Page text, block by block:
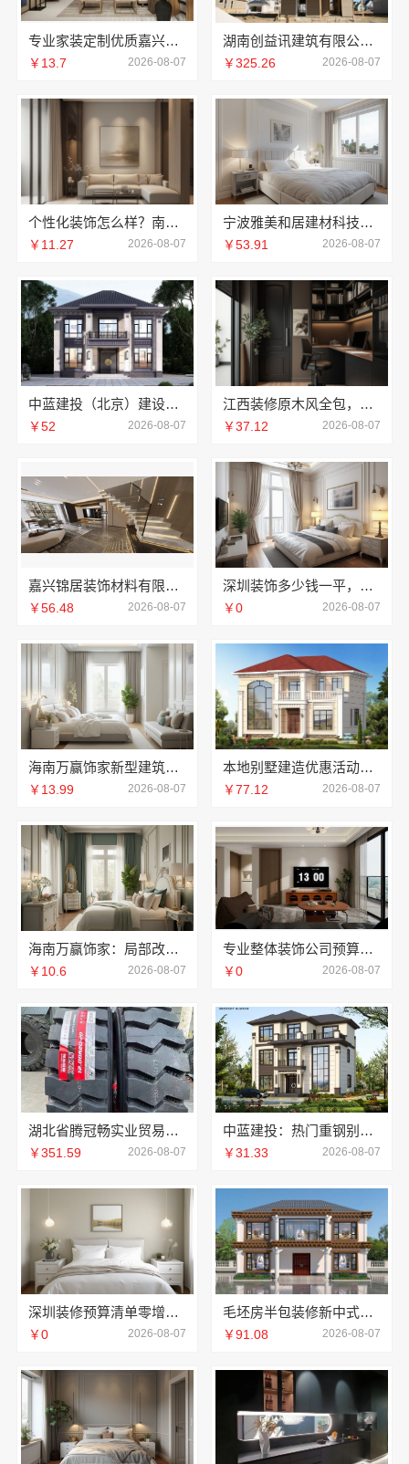
专业家装定制优质嘉兴绿色之家建材科技有限公司
￥13.7 2026-08-07
湖南创益讯建筑有限公司-环保材料口碑好
￥325.26 2026-08-07
个性化装饰怎么样？南京市创亿讯环保家装全包详解
￥11.27 2026-08-07
宁波雅美和居建材科技有限公司宁波奉化家装装修线下门店地址
￥53.91 2026-08-07
中蓝建投（北京）建设有限公司武功分公司厨房半包装修北欧风
￥52 2026-08-07
江西装修原木风全包，江西尚宅尚品新型环保材料有限公司一站式服务
￥37.12 2026-08-07
嘉兴锦居装饰材料有限公司：桐乡旧房翻新室内设计公司
￥56.48 2026-08-07
深圳装饰多少钱一平，鼎饰空间售后无忧
￥0 2026-08-07
海南万赢饰家新型建筑材料有限公司擅长水电规整
￥13.99 2026-08-07
本地别墅建造优惠活动抗震防风，重庆御墅建筑材料有限公司
￥77.12 2026-08-07
海南万赢饰家：局部改造居室装修明细报价
￥10.6 2026-08-07
专业整体装饰公司预算南通宏域全宅装饰建材有限公司规划
￥0 2026-08-07
湖北省腾冠畅实业贸易有限公司专业轮胎批发解决方案
￥351.59 2026-08-07
中蓝建投：热门重钢别墅价格详解
￥31.33 2026-08-07
深圳装修预算清单零增项承诺，广东鼎饰空间装饰工程有限公司
￥0 2026-08-07
毛坯房半包装修新中式，中蓝建投精工细作
￥91.08 2026-08-07